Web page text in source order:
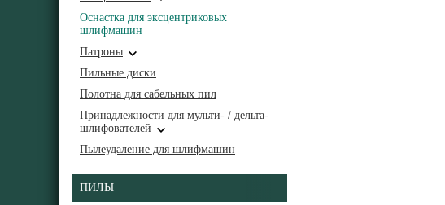
Оснастка для эксцентриковых
шлифмашин
Патроны
Пильные диски
Полотна для сабельных пил
Принадлежности для мульти- / дельта-
шлифователей
Пылеудаление для шлифмашин
ПИЛЫ